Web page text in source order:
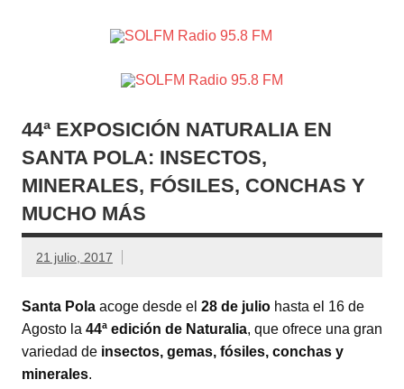
Crevillente, Radio en Vega Baja y Radio en el Medio
Vinalopó
44ª EXPOSICIÓN NATURALIA EN
SANTA POLA: INSECTOS,
MINERALES, FÓSILES, CONCHAS Y
MUCHO MÁS
21 julio, 2017
Santa Pola acoge desde el 28 de julio hasta el 16 de
Agosto la 44ª edición de Naturalia, que ofrece una gran
variedad de insectos, gemas, fósiles, conchas y
minerales.